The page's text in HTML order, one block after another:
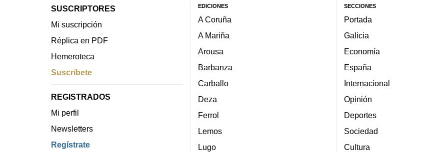
SUSCRIPTORES
Mi suscripción
Réplica en PDF
Hemeroteca
Suscríbete
REGISTRADOS
Mi perfil
Newsletters
Regístrate
EDICIONES
A Coruña
A Mariña
Arousa
Barbanza
Carballo
Deza
Ferrol
Lemos
Lugo
SECCIONES
Portada
Galicia
Economía
España
Internacional
Opinión
Deportes
Sociedad
Cultura